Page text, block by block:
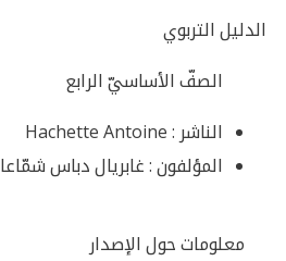
الدليل التربوي
الصفّ الأساسيّ الرابع
الناشر : Hachette Antoine
المؤلفون : غابريال دباس شمّاعا
معلومات حول الإصدار